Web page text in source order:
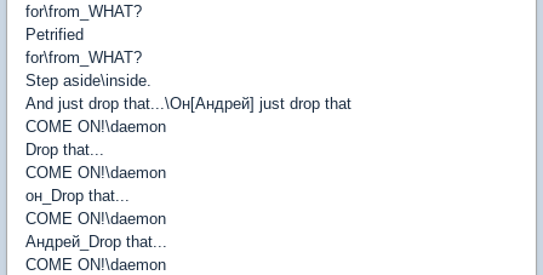
for\from_WHAT?
Petrified
for\from_WHAT?
Step aside\inside.
And just drop that...\Он[Андрей] just drop that
COME ON!\daemon
Drop that...
COME ON!\daemon
он_Drop that...
COME ON!\daemon
Андрей_Drop that...
COME ON!\daemon